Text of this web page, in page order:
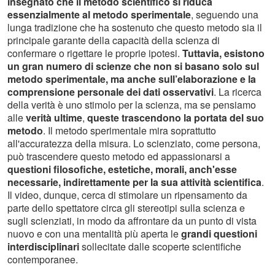
essenzialmente al metodo sperimentale, seguendo una
lunga tradizione che ha sostenuto che questo metodo sia il
principale garante della capacità della scienza di
confermare o rigettare le proprie ipotesi. Tuttavia, esistono
un gran numero di scienze che non si basano solo sul
metodo sperimentale, ma anche sull’elaborazione e la
comprensione personale dei dati osservativi. La ricerca
della verità è uno stimolo per la scienza, ma se pensiamo
alleverità ultime, queste trascendono la portata del suo
metodo. Il metodo sperimentale mira soprattutto
all'accuratezza della misura. Lo scienziato, come persona,
può trascendere questo metodo ed appassionarsi a
questioni filosofiche, estetiche, morali, anch'esse
necessarie, indirettamente per la sua attività scientifica.
Il video, dunque, cerca di stimolare un ripensamento da
parte dello spettatore circa gli stereotipi sulla scienza e
sugli scienziati, in modo da affrontare da un punto di vista
nuovo e con una mentalità più aperta legrandi questioni
interdisciplinarisollecitate dalle scoperte scientifiche
contemporanee.